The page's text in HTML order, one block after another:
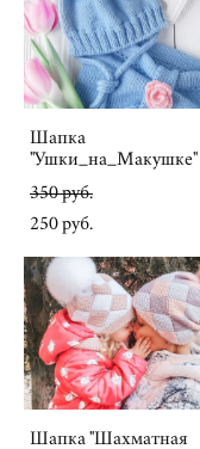
Шапка
"Ушки_на_Макушке"
350 pуб.
250 pуб.
Шапка "Шахматная